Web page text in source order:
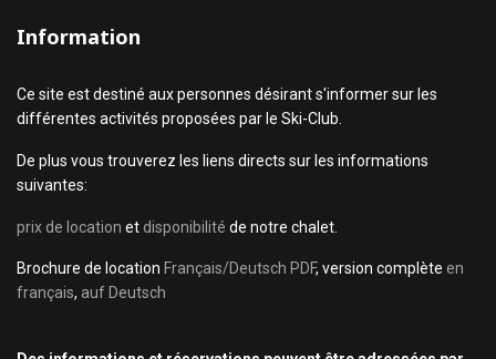
Information
Ce site est destiné aux personnes désirant s'informer sur les
différentes activités proposées par le Ski-Club.
De plus vous trouverez les liens directs sur les informations
suivantes:
prix de location et disponibilité de notre chalet.
Brochure de location Français/Deutsch PDF, version complète en
français, auf Deutsch